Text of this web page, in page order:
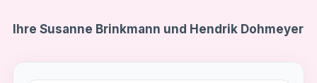
Ihre Susanne Brinkmann und Hendrik Dohmeyer